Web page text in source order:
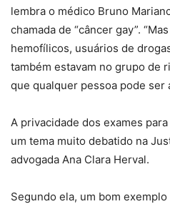
lembra o médico Bruno
chamada de “câncer gay”.
hemofílicos, usuários de
também estavam no grupo de
que qualquer pessoa pode ser
A privacidade dos exames
um tema muito debatido na
advogada Ana Clara Herval.
Segundo ela, um bom